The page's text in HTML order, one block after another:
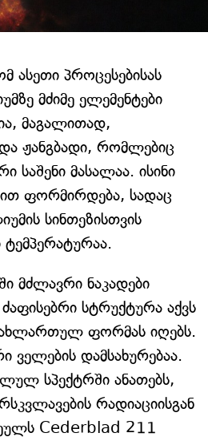
ასეთი პროცესებისას
მძიმე ელემენტები
მაგალითად,
ჟანგბადი, რომლებიც
საშენი მასალაა. ისინი
ფორმირდება, სადაც
სინთეზისთვის
მძლავრი ნაკადები
სტრუქტურა აქვს
ფორმას იღებს.
ველების დამსახურებაა.
სპექტრში ანათებს,
რადიაციისგან
Cederblad 211